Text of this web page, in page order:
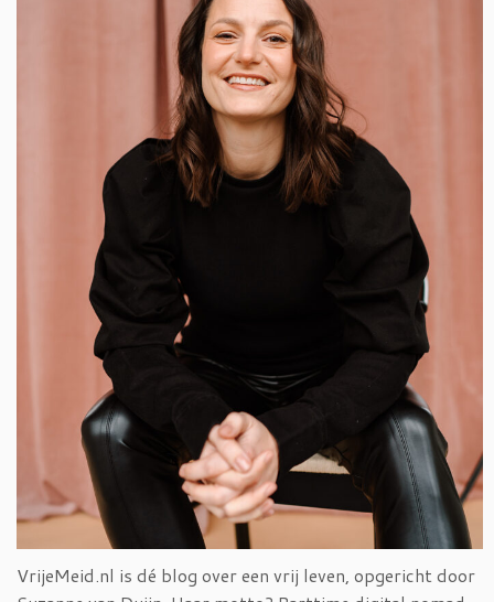
VrijeMeid.nl is dé blog over een vrij leven, opgericht door